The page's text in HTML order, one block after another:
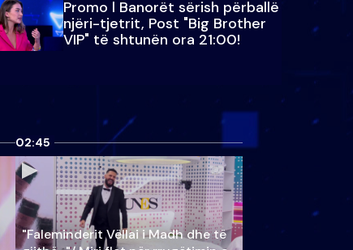
Promo l Banorët sërish përballë
njëri-tjetrit, Post "Big Brother
VIP" të shtunën ora 21:00!
02:45
"Faleminderit Vëllai i Madh dhe të